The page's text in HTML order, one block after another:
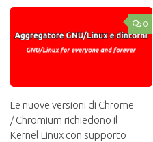
0
Le nuove versioni di Chrome
/ Chromium richiedono il
Kernel Linux con supporto